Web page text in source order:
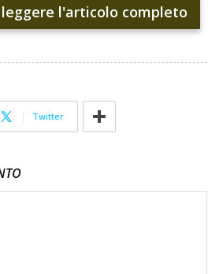
l'articolo completo
Twitter